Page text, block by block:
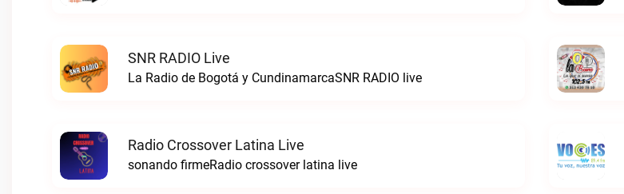
SNR RADIO Live
La Radio de Bogotá y CundinamarcaSNR RADIO live
Radio Crossover Latina Live
sonando firmeRadio crossover latina live